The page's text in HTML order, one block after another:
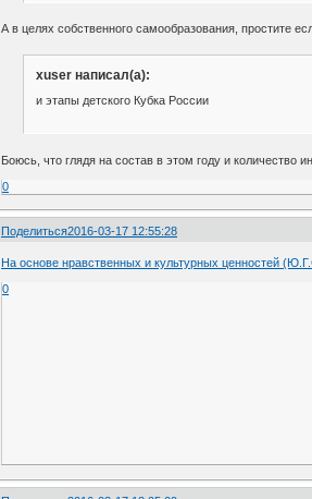
А в целях собственного самообразования, простите
xuser написал(а):
и этапы детского Кубка России
Боюсь, что глядя на состав в этом году и количество
0
Поделиться2016-03-17 12:55:28
На основе нравственных и культурных ценностей
0